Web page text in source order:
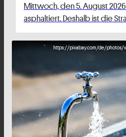
Mittwoch, den 5. August 2026
asphaltiert. Deshalb ist die
https://pixabay.com/de/photos/